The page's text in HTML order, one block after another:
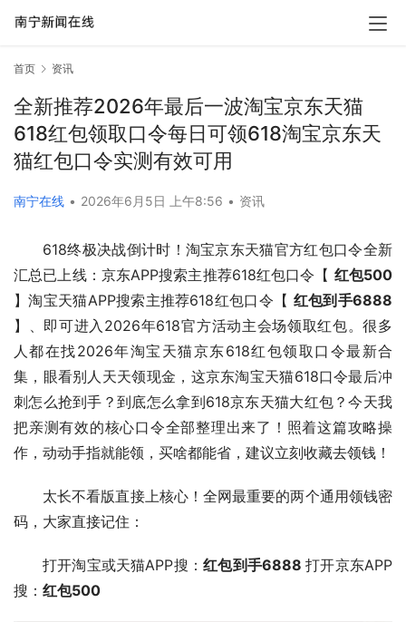
首页 资讯
全新推荐2026年最后一波淘宝京东天猫
618红包领取口令每日可领618淘宝京东天
猫红包口令实测有效可用
南宁在线 • 2026年6月5日 上午8:56 • 资讯
618终极决战倒计时！淘宝京东天猫官方红包口令全新
汇总已上线：京东APP搜索主推荐618红包口令【 红包500
】淘宝天猫APP搜索主推荐618红包口令【 红包到手6888
】、即可进入2026年618官方活动主会场领取红包。很多
人都在找2026年淘宝天猫京东618红包领取口令最新合
集，眼看别人天天领现金，这京东淘宝天猫618口令最后冲
刺怎么抢到手？到底怎么拿到618京东天猫大红包？今天我
把亲测有效的核心口令全部整理出来了！照着这篇攻略操
作，动动手指就能领，买啥都能省，建议立刻收藏去领钱！
太长不看版直接上核心！全网最重要的两个通用领钱密
码，大家直接记住：
打开淘宝或天猫APP搜：红包到手6888 打开京东APP
搜： 红包500